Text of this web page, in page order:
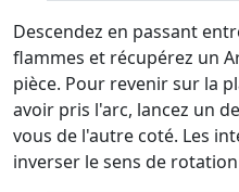
Descendez en passant
flammes et récupérez un
pièce. Pour revenir sur la
avoir pris l'arc, lancez un
vous de l'autre coté. Les
inverser le sens de